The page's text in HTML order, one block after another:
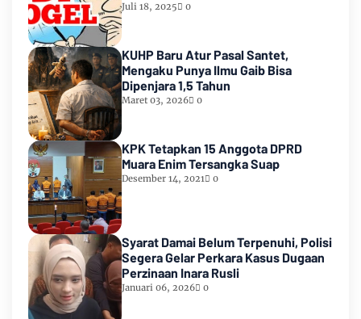
Juli 18, 2025 0
KUHP Baru Atur Pasal Santet,
Mengaku Punya Ilmu Gaib Bisa
Dipenjara 1,5 Tahun
Maret 03, 2026 0
KPK Tetapkan 15 Anggota DPRD
Muara Enim Tersangka Suap
Desember 14, 2021 0
Syarat Damai Belum Terpenuhi, Polisi
Segera Gelar Perkara Kasus Dugaan
Perzinaan Inara Rusli
Januari 06, 2026 0